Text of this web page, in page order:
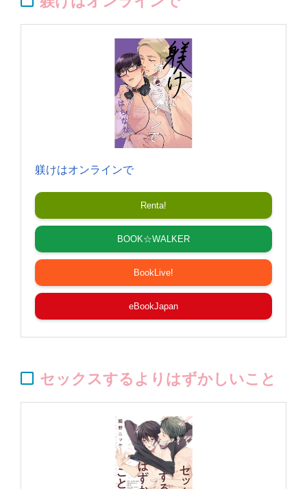
躾けはオンラインで
Renta!
BOOK☆WALKER
BookLive!
eBookJapan
セックスするよりはずかしいこと